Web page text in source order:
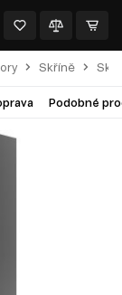
Skříně
Podobné